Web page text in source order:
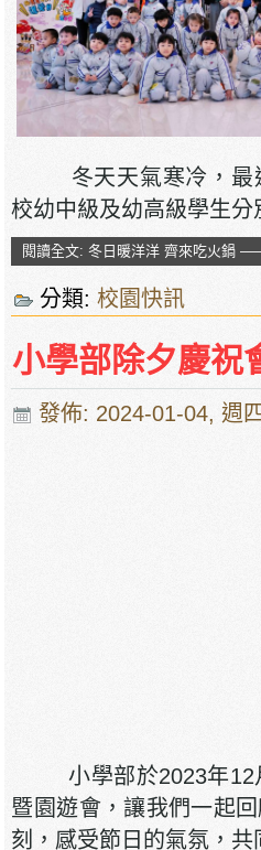
冬天天氣寒冷，最
校幼中級及幼高級學生分
閱讀全文: 冬日暖洋洋 齊來吃火鍋
分類:校園快訊
小學部除夕慶祝
發佈: 2024-01-04, 週
小學部於2023年12
暨園遊會，讓我們一起
刻，感受節日的氣氛，共